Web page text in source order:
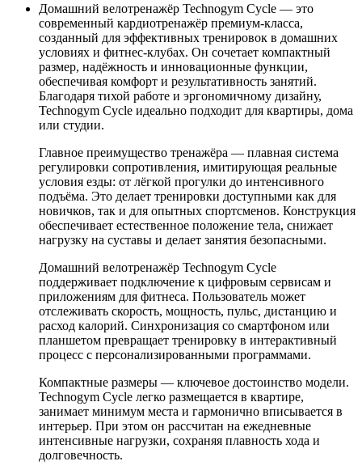
Домашний велотренажёр Technogym Cycle — это
современный кардиотренажёр премиум-класса,
созданный для эффективных тренировок в домашних
условиях и фитнес-клубах. Он сочетает компактный
размер, надёжность и инновационные функции,
обеспечивая комфорт и результативность занятий.
Благодаря тихой работе и эргономичному дизайну,
Technogym Cycle идеально подходит для квартиры, дома
или студии.
Главное преимущество тренажёра — плавная система
регулировки сопротивления, имитирующая реальные
условия езды: от лёгкой прогулки до интенсивного
подъёма. Это делает тренировки доступными как для
новичков, так и для опытных спортсменов. Конструкция
обеспечивает естественное положение тела, снижает
нагрузку на суставы и делает занятия безопасными.
Домашний велотренажёр Technogym Cycle
поддерживает подключение к цифровым сервисам и
приложениям для фитнеса. Пользователь может
отслеживать скорость, мощность, пульс, дистанцию и
расход калорий. Синхронизация со смартфоном или
планшетом превращает тренировку в интерактивный
процесс с персонализированными программами.
Компактные размеры — ключевое достоинство модели.
Technogym Cycle легко размещается в квартире,
занимает минимум места и гармонично вписывается в
интерьер. При этом он рассчитан на ежедневные
интенсивные нагрузки, сохраняя плавность хода и
долговечность.